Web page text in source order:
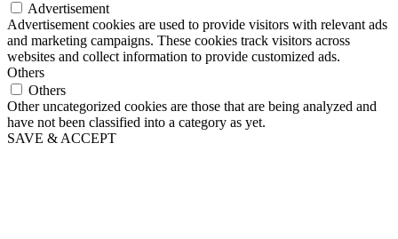
Advertisement
Advertisement cookies are used to provide visitors with relevant ads
and marketing campaigns. These cookies track visitors across
websites and collect information to provide customized ads.
Others
Others
Other uncategorized cookies are those that are being analyzed and
have not been classified into a category as yet.
SAVE & ACCEPT